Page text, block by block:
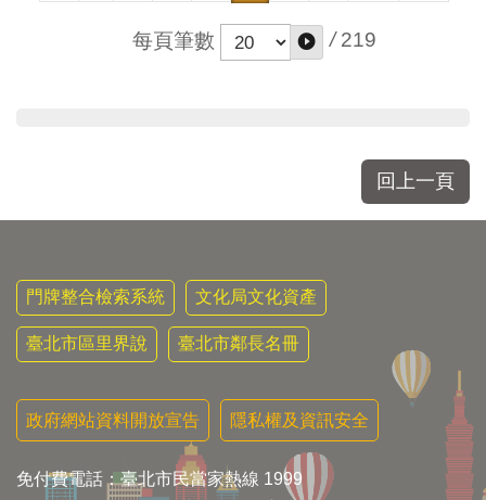
每頁筆數 / 219
回上一頁
門牌整合檢索系統 文化局文化資產
臺北市區里界說 臺北市鄰長名冊
政府網站資料開放宣告 隱私權及資訊安全
免付費電話：臺北市民當家熱線 1999